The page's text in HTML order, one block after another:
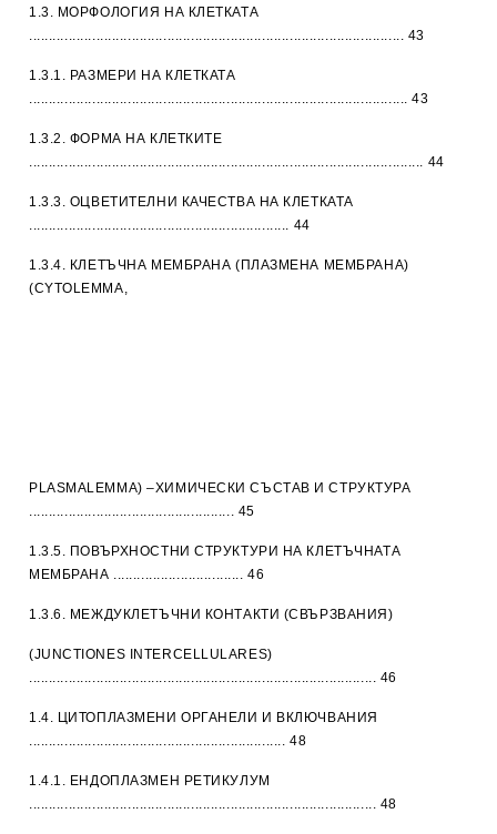
1.3. МОРФОЛОГИЯ НА КЛЕТКАТА
............................................................................................... 43
1.3.1. РАЗМЕРИ НА КЛЕТКАТА
................................................................................................ 43
1.3.2. ФОРМА НА КЛЕТКИТЕ
.................................................................................................... 44
1.3.3. ОЦВЕТИТЕЛНИ КАЧЕСТВА НА КЛЕТКАТА
.................................................................. 44
1.3.4. КЛЕТЪЧНА МЕМБРАНА (ПЛАЗМЕНА МЕМБРАНА)
(CYTOLEMMA,
PLASMALEMMA) –ХИМИЧЕСКИ СЪСТАВ И СТРУКТУРА
.................................................... 45
1.3.5. ПОВЪРХНОСТНИ СТРУКТУРИ НА КЛЕТЪЧНАТА
МЕМБРАНА ................................. 46
1.3.6. МЕЖДУКЛЕТЪЧНИ КОНТАКТИ (СВЪРЗВАНИЯ)
(JUNCTIONES INTERCELLULARES)
........................................................................................ 46
1.4. ЦИТОПЛАЗМЕНИ ОРГАНЕЛИ И ВКЛЮЧВАНИЯ
................................................................. 48
1.4.1. ЕНДОПЛАЗМЕН РЕТИКУЛУМ
........................................................................................ 48